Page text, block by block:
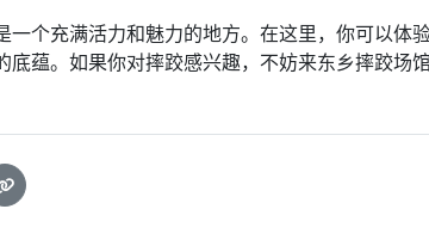
一个充满活力和魅力的地方。在这里，你可以体
底蕴。如果你对摔跤感兴趣，不妨来东乡摔跤场